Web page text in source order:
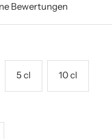
Bewertungen
5 cl 10 cl